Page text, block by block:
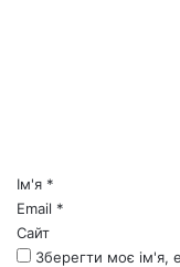
*Ім'я *
Email *
Сайт
Зберегти моє ім'я,